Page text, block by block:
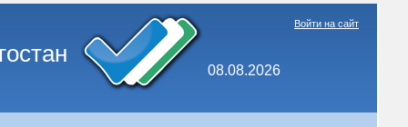
08.08.2026
Войти на сайт